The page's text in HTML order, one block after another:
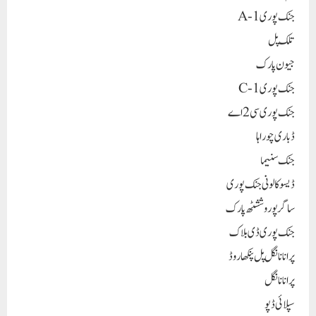
جنک پوری A-1
تلک پل
جیون پارک
جنک پوری C-1
جنک پوری سی 2 اے
ڈباری چوراہا
جنک سنیما
ڈیسو کالونی جنک پوری
ساگر پور وششٹھ پارک
جنک پوری ڈی بلاک
پرانا نانگل پل پنکھا روڈ
پرانا نانگل
سپلائی ڈپو